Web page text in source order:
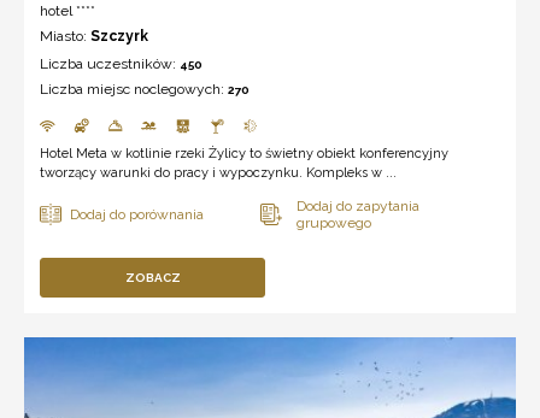
hotel ****
Miasto: Szczyrk
Liczba uczestników: 450
Liczba miejsc noclegowych: 270
Hotel Meta w kotlinie rzeki Żylicy to świetny obiekt konferencyjny
tworzący warunki do pracy i wypoczynku. Kompleks w ...
ZOBACZ